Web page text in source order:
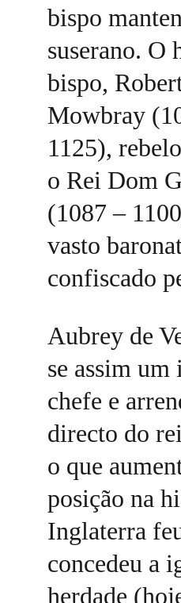
bispo
suserano. O
bispo,
Mowbray
1125),
o Rei Dom
(1087 –
vasto
confiscado
Aubrey de
se assim
chefe e
directo do
o que
posição na
Inglaterra
concedeu a
herdade